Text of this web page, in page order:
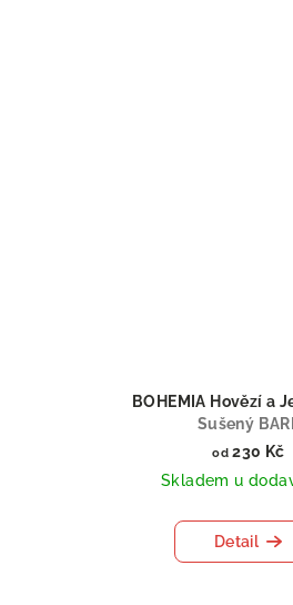
BOHEMIA Hovězí a
Sušený
od 230 Kč
Skladem u
Detail